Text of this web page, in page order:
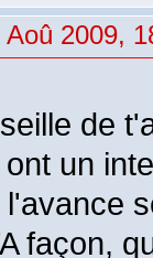
2009,
de
un
façon,